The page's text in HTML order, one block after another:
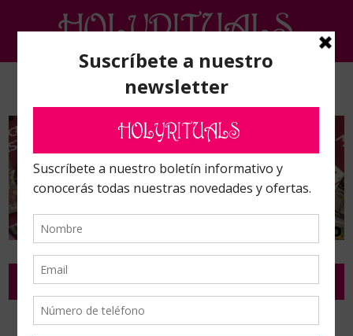
Inicio / Riegos, ambientadores y fregasuelos / Ambientadores /